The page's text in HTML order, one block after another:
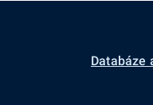
Databáze